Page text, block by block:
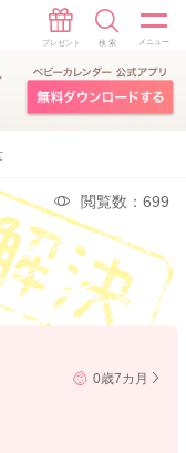
閲覧数：699
0歳7カ月